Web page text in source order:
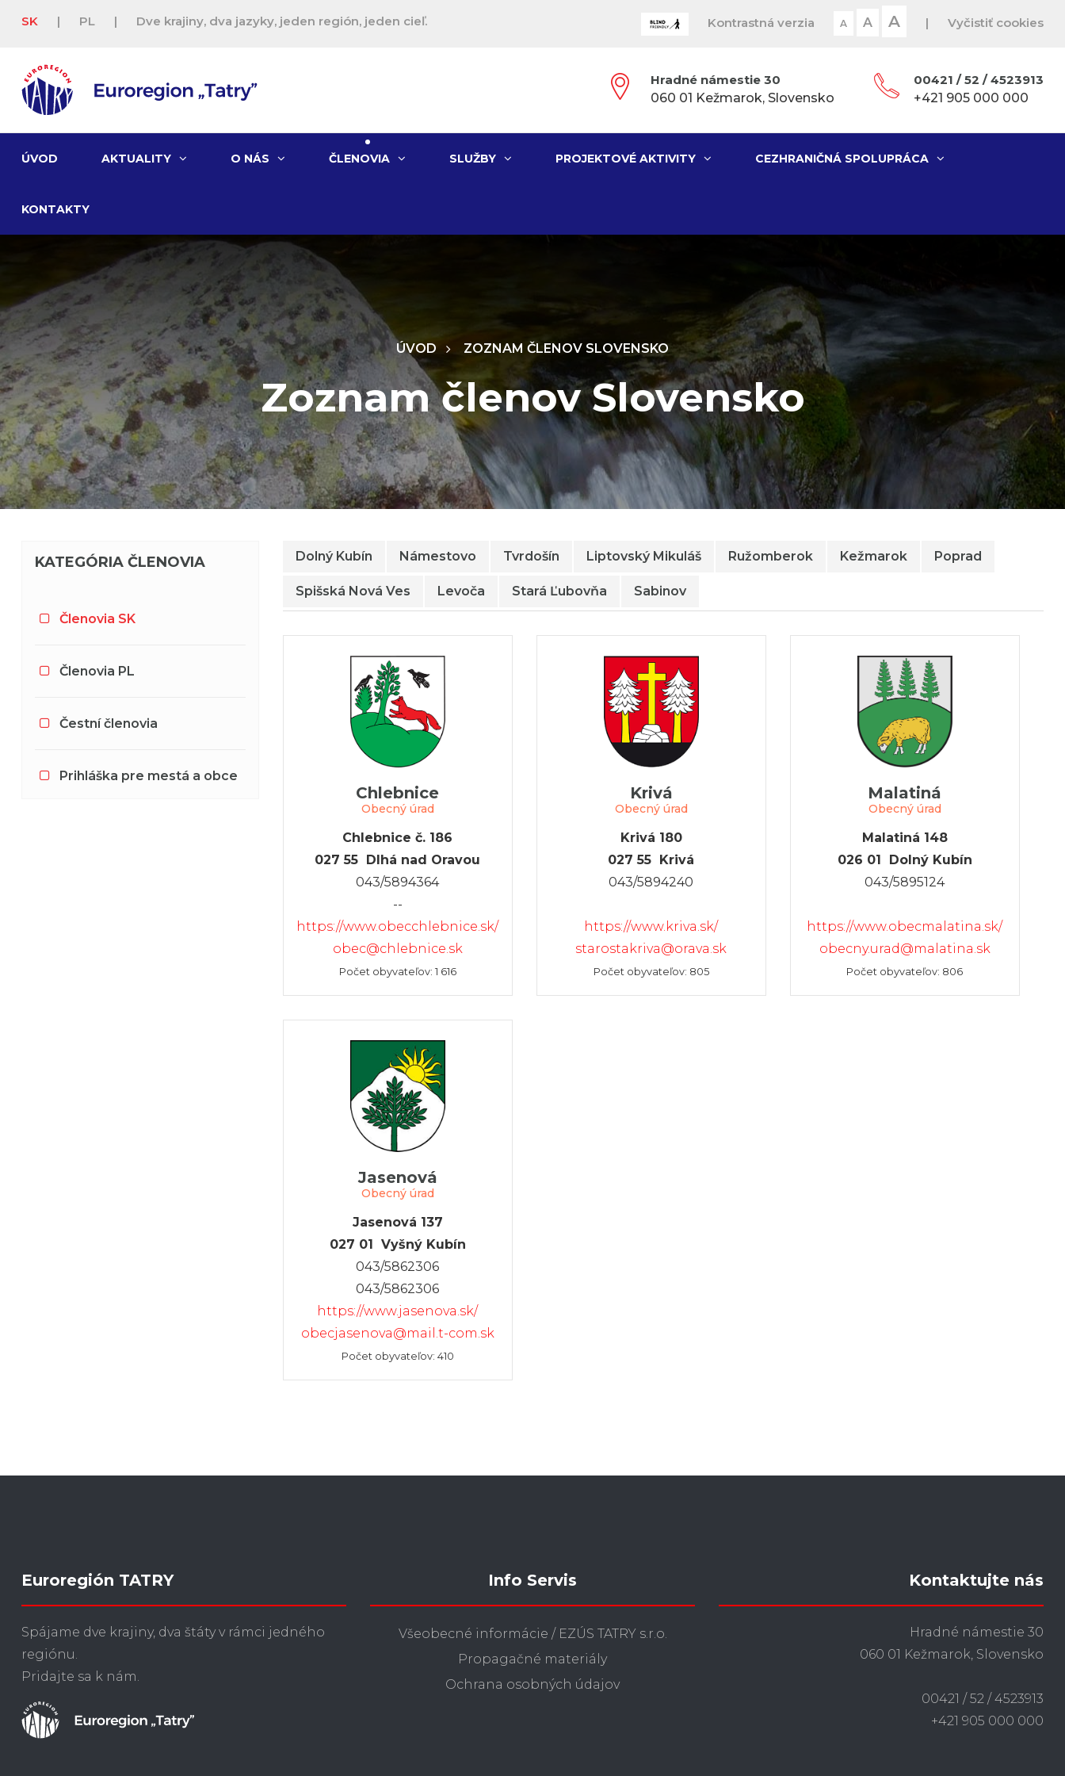
SK | PL | Dve krajiny, dva jazyky, jeden región, jeden cieľ. Kontrastná verzia A A A | Vyčistiť cookies
Hradné námestie 30
060 01 Kežmarok, Slovensko
00421 / 52 / 4523913
+421 905 000 000
ÚVOD AKTUALITY O NÁS ČLENOVIA SLUŽBY PROJEKTOVÉ AKTIVITY CEZHRANIČNÁ SPOLUPRÁCA
KONTAKTY
ÚVOD ZOZNAM ČLENOV SLOVENSKO
Zoznam členov Slovensko
KATEGÓRIA ČLENOVIA
Členovia SK
Členovia PL
Čestní členovia
Prihláška pre mestá a obce
Dolný Kubín Námestovo Tvrdošín Liptovský Mikuláš Ružomberok Kežmarok Poprad
Spišská Nová Ves Levoča Stará Ľubovňa Sabinov
Chlebnice
Obecný úrad
Chlebnice č. 186
027 55 Dlhá nad Oravou
043/5894364
--
https://www.obecchlebnice.sk/
obec@chlebnice.sk
Počet obyvateľov: 1 616
Krivá
Obecný úrad
Krivá 180
027 55 Krivá
043/5894240
https://www.kriva.sk/
starostakriva@orava.sk
Počet obyvateľov: 805
Malatiná
Obecný úrad
Malatiná 148
026 01 Dolný Kubín
043/5895124
https://www.obecmalatina.sk/
obecny.urad@malatina.sk
Počet obyvateľov: 806
Jasenová
Obecný úrad
Jasenová 137
027 01 Vyšný Kubín
043/5862306
043/5862306
https://www.jasenova.sk/
obecjasenova@mail.t-com.sk
Počet obyvateľov: 410
Euroregión TATRY
Spájame dve krajiny, dva štáty v rámci jedného
regiónu.
Pridajte sa k nám.
Info Servis
Všeobecné informácie / EZÚS TATRY s.r.o.
Propagačné materiály
Ochrana osobných údajov
Kontaktujte nás
Hradné námestie 30
060 01 Kežmarok, Slovensko
00421 / 52 / 4523913
+421 905 000 000